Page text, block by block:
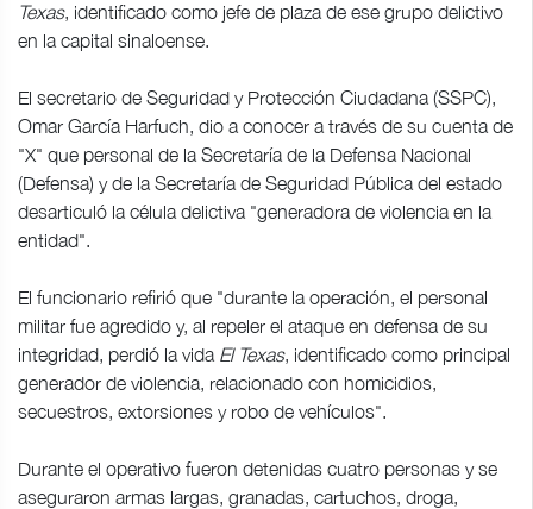
Texas, identificado como jefe de plaza de ese grupo delictivo
en la capital sinaloense.
El secretario de Seguridad y Protección Ciudadana (SSPC),
Omar García Harfuch, dio a conocer a través de su cuenta de
"X" que personal de la Secretaría de la Defensa Nacional
(Defensa) y de la Secretaría de Seguridad Pública del estado
desarticuló la célula delictiva "generadora de violencia en la
entidad".
El funcionario refirió que "durante la operación, el personal
militar fue agredido y, al repeler el ataque en defensa de su
integridad, perdió la vida El Texas, identificado como principal
generador de violencia, relacionado con homicidios,
secuestros, extorsiones y robo de vehículos".
Durante el operativo fueron detenidas cuatro personas y se
aseguraron armas largas, granadas, cartuchos, droga,